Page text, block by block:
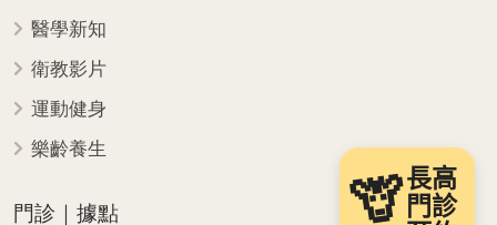
🦒長高
門診
醫學新知
衛教影片
運動健身
樂齡養生
門診｜據點